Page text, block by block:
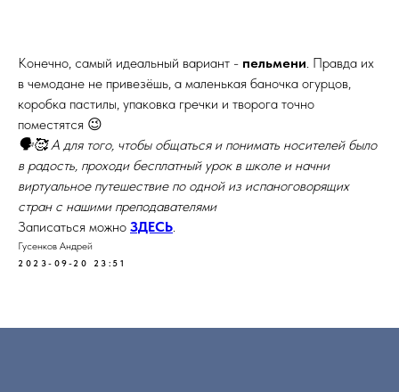
Конечно, самый идеальный вариант - пельмени. Правда их
в чемодане не привезёшь, а маленькая баночка огурцов,
коробка пастилы, упаковка гречки и творога точно
поместятся 😉
🗣️🥰 А для того, чтобы общаться и понимать носителей было
в радость, проходи бесплатный урок в школе и начни
виртуальное путешествие по одной из испаноговорящих
стран с нашими преподавателями
Записаться можно ЗДЕСЬ.
Гусенков Андрей
2023-09-20 23:51